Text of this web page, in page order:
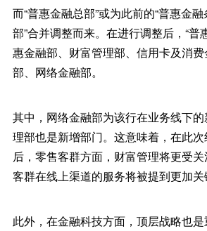
而“普惠金融总部”或为此前的“普惠金
部”合并调整而来。在进行调整后，“普
惠金融部、财富管理部、信用卡及消
部、网络金融部。
其中，网络金融部为该行在业务线下
理部也是新增部门。这意味着，在此
后，零售客群方面，财富管理将更受
客群在线上渠道的服务将被提到更加关
此外，在金融科技方面，顶层战略也